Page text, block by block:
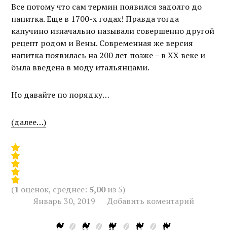
Все потому что сам термин появился задолго до
напитка. Еще в 1700-х годах! Правда тогда
капучино изначально называли совершенно другой
рецепт родом и Вены. Современная же версия
напитка появилась на 200 лет позже – в XX веке и
была введена в моду итальянцами.
Но давайте по порядку…
(далее…)
(1 оценок, среднее: 5,00из 5)
Январь 30, 2019
Добавить коментарий